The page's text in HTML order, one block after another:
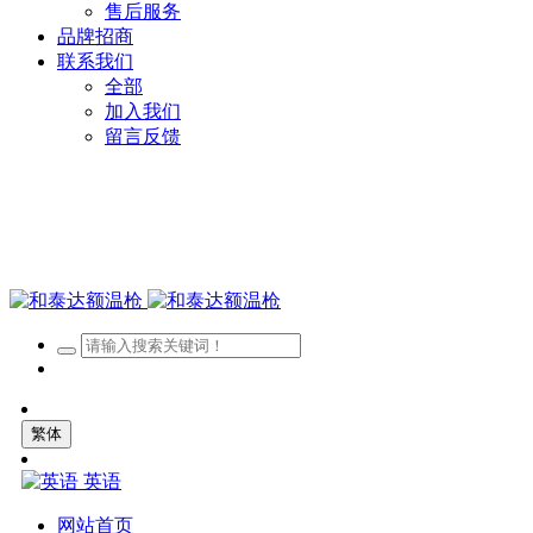
售后服务
品牌招商
联系我们
全部
加入我们
留言反馈
繁体
英语
网站首页